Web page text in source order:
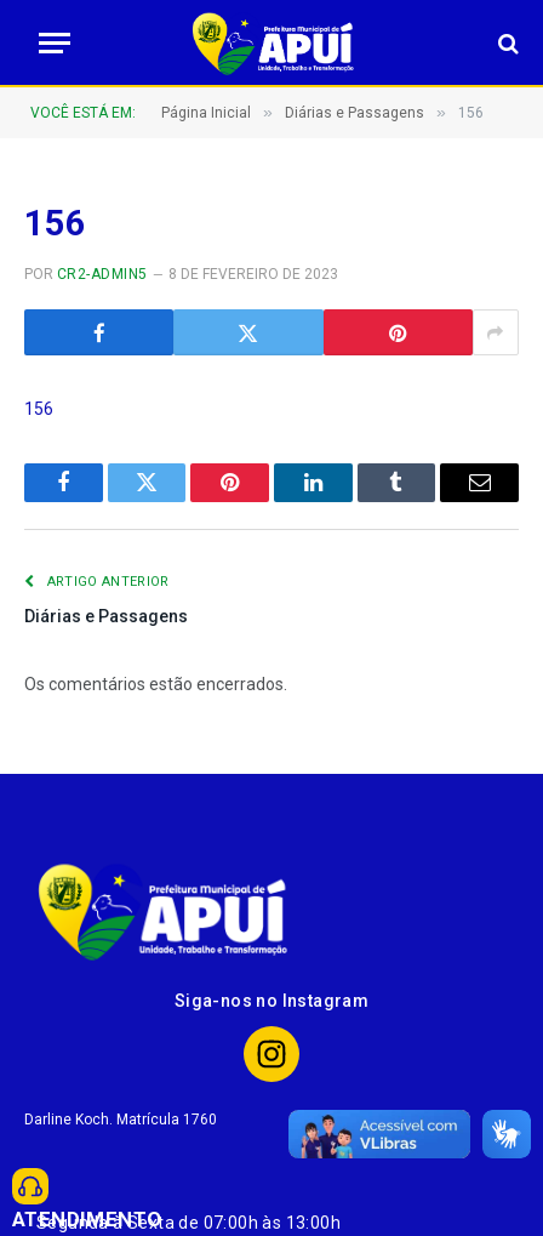
VOCÊ ESTÁ EM: Página Inicial » Diárias e Passagens » 156
156
POR CR2-ADMIN5 8 DE FEVEREIRO DE 2023
156
FacebookTwitter Pinterest LinkedInTumblr
E-
ARTIGO ANTERIOR
Diárias e Passagens
Os comentários estão encerrados.
Siga-nos no Instagram
Darline Koch. Matrícula 1760
ATENDIMENTO
Segunda à Sexta de 07:00h às 13:00h